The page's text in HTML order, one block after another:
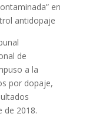
en
antidopaje
de
a la
por dopaje,
de 2018.